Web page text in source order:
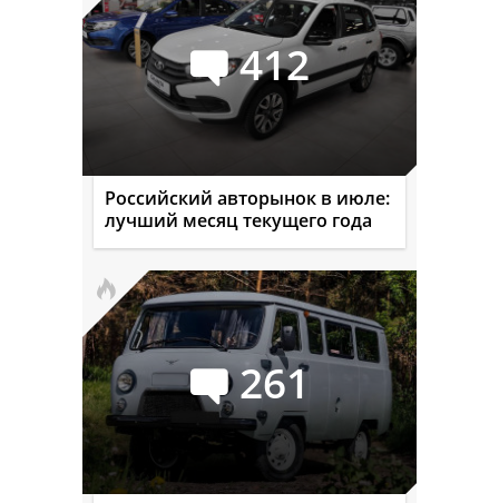
412
Российский авторынок в июле:
лучший месяц текущего года
261